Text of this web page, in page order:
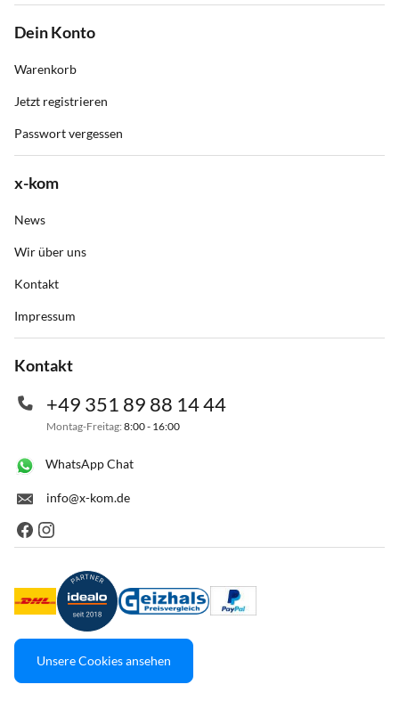
Dein Konto
Warenkorb
Jetzt registrieren
Passwort vergessen
x-kom
News
Wir über uns
Kontakt
Impressum
Kontakt
+49 351 89 88 14 44
Montag-Freitag: 8:00 - 16:00
WhatsApp Chat
info@x-kom.de
Unsere Cookies ansehen